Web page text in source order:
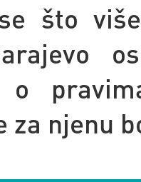
što
o
za njenu